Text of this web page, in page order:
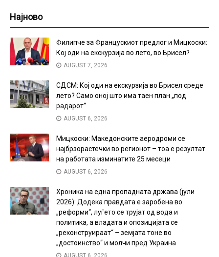
Најново
Филипче за Францускиот предлог и Мицкоски:
Кој оди на екскурзија во лето, во Брисел?
AUGUST 7, 2026
СДСМ: Кој оди на екскурзија во Брисел среде
лето? Само оној што има таен план „под
радарот“
AUGUST 6, 2026
Мицкоски: Македонските аеродроми се
најбрзорастечки во регионот – тоа е резултат
на работата изминатите 25 месеци
AUGUST 6, 2026
Хроника на една пропадната држава (јули
2026): Додека правдата е заробена во
„реформи“, луѓето се трујат од вода и
политика, а владата и опозицијата се
„реконструираат“ – земјата тоне во
„достоинство“ и молчи пред Украина
AUGUST 6, 2026